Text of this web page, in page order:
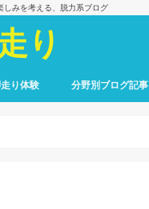
しみを考える、脱力系ブログ
り
り体験 分野別ブログ記事